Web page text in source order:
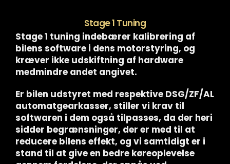
Stage 1 Tuning
Stage 1 tuning indebærer kalibrering af
bilens software i dens motorstyring, og
kræver ikke udskiftning af hardware
medmindre andet angivet.
Er bilen udstyret med respektive DSG/ZF/AL
automatgearkasser, stiller vi krav til
softwaren i dem også tilpasses, da der heri
sidder begrænsninger, der er med til at
reducere bilens effekt, og vi samtidigt er i
stand til at give en bedre køreoplevelse